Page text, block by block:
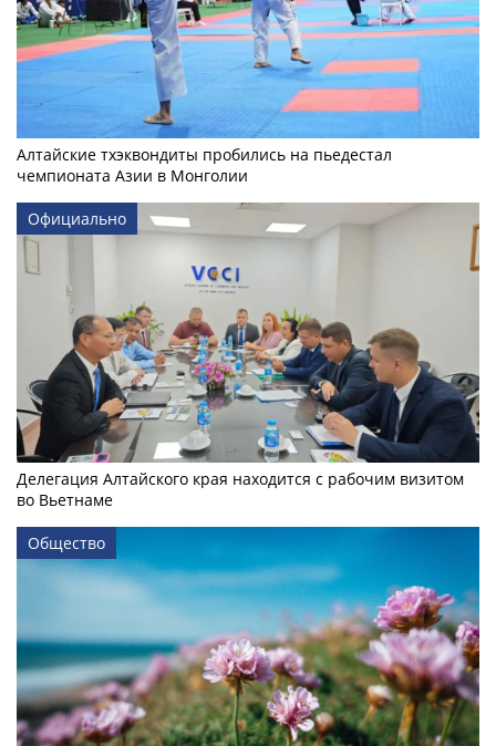
Алтайские тхэквондиты пробились на пьедестал
чемпионата Азии в Монголии
Официально
Делегация Алтайского края находится с рабочим визитом
во Вьетнаме
Общество